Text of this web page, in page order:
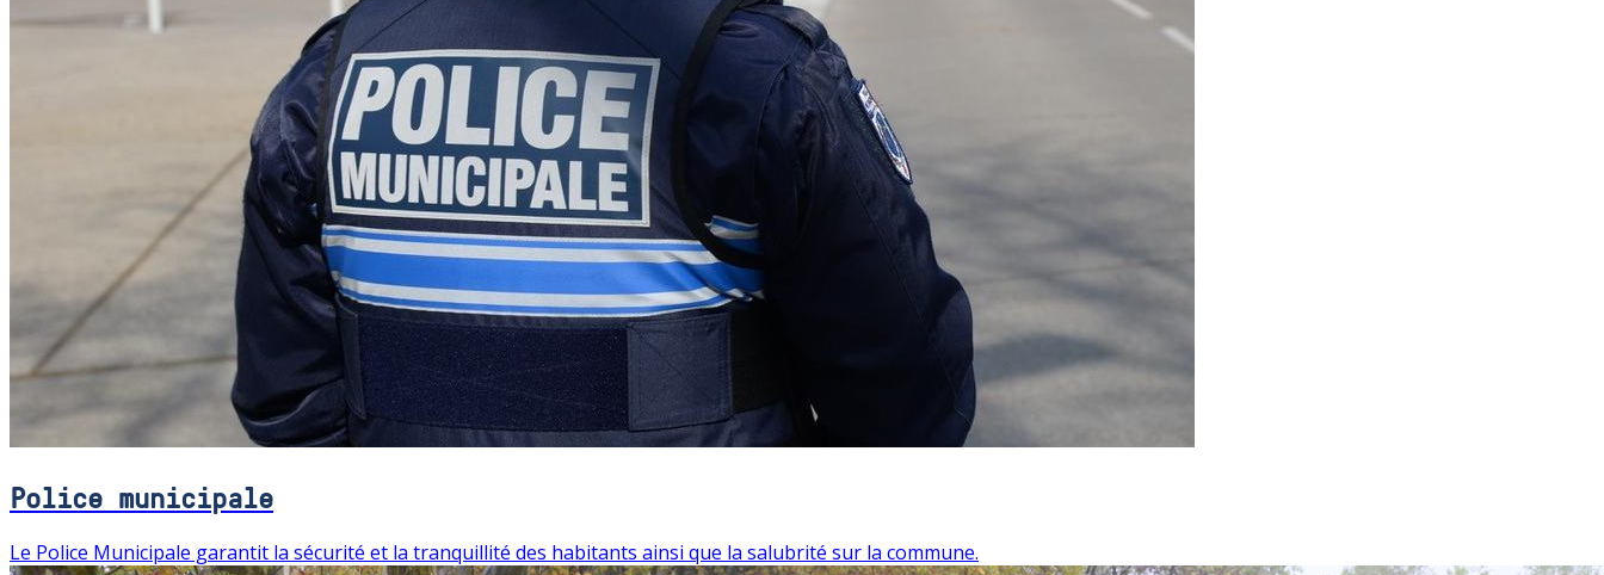
Police municipale
Le Police Municipale garantit la sécurité et la tranquillité des habitants ainsi que la salubrité sur la commune.